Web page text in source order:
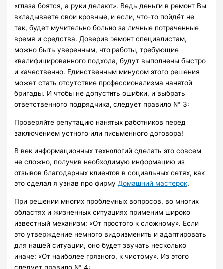
«глаза боятся, а руки делают». Ведь деньги в ремонт Вы
вкладываете свои кровные, и если, что-то пойдёт не
так, будет мучительно больно за личные потраченные
время и средства. Доверив ремонт специалистам,
можно быть уверенным, что работы, требующие
квалифицированного подхода, будут выполнены быстро
и качественно. Единственным минусом этого решения
может стать отсутствие профессионализма нанятой
бригады. И чтобы не допустить ошибки, и выбрать
ответственного подрядчика, следует правило № 3:
Проверяйте репутацию нанятых работников перед
заключением устного или письменного договора!
В век информационных технологий сделать это совсем
не сложно, получив необходимую информацию из
отзывов благодарных клиентов в социальных сетях, как
это сделал я узнав про фирмуДомашний мастерок.
При решении многих проблемных вопросов, во многих
областях и жизненных ситуациях применим широко
известный механизм: «От простого к сложному». Если
это утверждение немного видоизменить и адаптировать
для нашей ситуации, оно будет звучать несколько
иначе: «От наиболее грязного, к чистому». Из этого
следует правило № 4: